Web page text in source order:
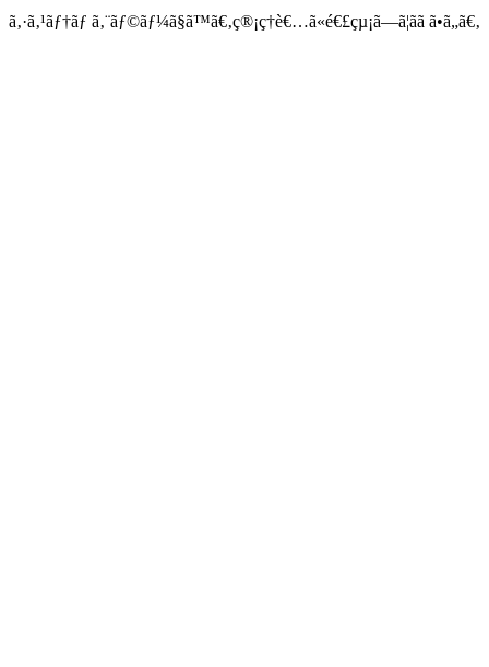
ã‚·ã‚¹ãƒ†ãƒ ã‚¨ãƒ©ãƒ¼ã§ã™ã€‚ç®¡ç†è€…ã«é€£çµ¡ã—ã¦ãã ã•ã„ã€‚